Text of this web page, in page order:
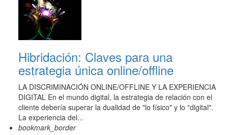
Hibridación: Claves para una
estrategia única online/offline
LA DISCRIMINACIÓN ONLINE/OFFLINE Y LA EXPERIENCIA
DIGITAL En el mundo digital, la estrategia de relación con el
cliente debería superar la dualidad de "lo físico" y lo "digital".
La experiencia del...
bookmark_border